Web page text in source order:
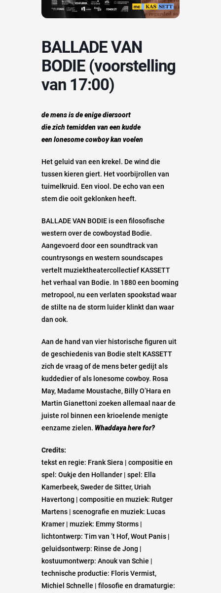
BALLADE VAN
BODIE (voorstelling
van 17:00)
de mens is de enige diersoort
die zich temidden van een kudde
een lonesome cowboy kan voelen
Het geluid van een krekel. De wind die
tussen kieren giert. Het voorbijrollen van
tuimelkruid. Een viool. De echo van een
stem die ooit geklonken heeft.
BALLADE VAN BODIE is een filosofische
western over de cowboystad Bodie.
Aangevoerd door een soundtrack van
countrysongs en western soundscapes
vertelt muziektheatercollectief KASSETT
het verhaal van Bodie. In 1880 een booming
metropool, nu een verlaten spookstad waar
de stilte na de storm luider klinkt dan waar
dan ook.
Aan de hand van vier historische figuren uit
de geschiedenis van Bodie stelt KASSETT
zich de vraag of de mens beter gedijt als
kuddedier of als lonesome cowboy. Rosa
May, Madame Moustache, Billy O’Hara en
Martin Gianettoni zoeken allemaal naar de
juiste rol binnen een krioelende menigte
eenzame zielen. Whaddaya here for?
Credits:
tekst en regie: Frank Siera | compositie en
spel: Oukje den Hollander | spel: Ella
Kamerbeek, Sweder de Sitter, Uriah
Havertong | compositie en muziek: Rutger
Martens | scenografie en muziek: Lucas
Kramer | muziek: Emmy Storms |
lichtontwerp: Tim van ’t Hof, Wout Panis |
geluidsontwerp: Rinse de Jong |
kostuumontwerp: Anouk van Schie |
technische productie: Floris Vermist,
Michiel Schnelle | filosofie en dramaturgie: